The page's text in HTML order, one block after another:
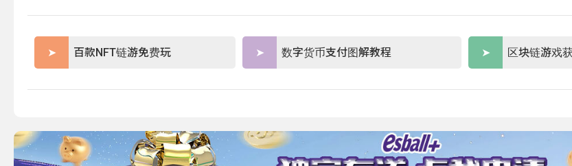
百款NFT链游免费玩 数字货币支付图解教程 区块链游戏